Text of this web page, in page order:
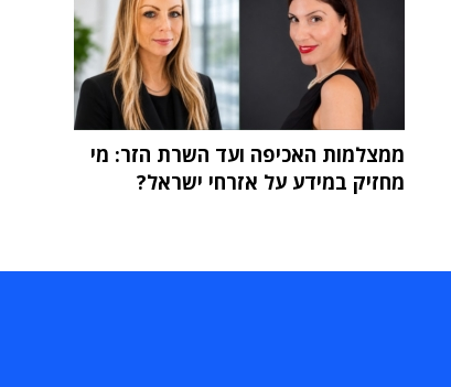
ממצלמות האכיפה ועד השרת הזר: מי
מחזיק במידע על אזרחי ישראל?